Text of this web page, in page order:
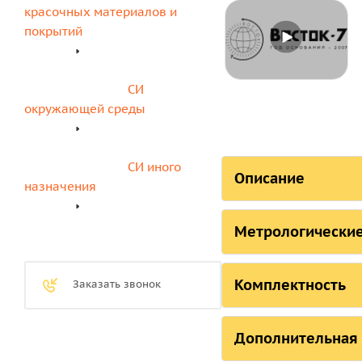
Описание
Страна,
Российская
Республика
Роквелла
Комплектность
Роквеллу
красочных материалов и
покрытий
СИ
окружающей среды
СИ иного
назначения
Заказать звонок